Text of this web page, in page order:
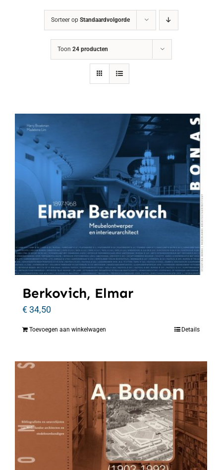
Sorteer op Standaardvolgorde
Toon 24 producten
Berkovich, Elmar
€34,50
Toevoegen aan winkelwagen Details